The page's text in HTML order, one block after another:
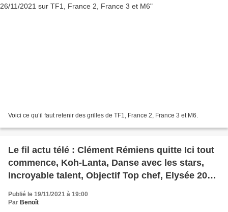
Voici ce qu’il faut retenir des grilles de TF1, France 2, France 3 et M6.
Le fil actu télé : Clément Rémiens quitte Ici tout
commence, Koh-Lanta, Danse avec les stars,
Incroyable talent, Objectif Top chef, Elysée 2022,
Sur le front, Retrouvailles, Influences, Christine
Kelly
Publié le 19/11/2021 à 19:00
Par Benoît